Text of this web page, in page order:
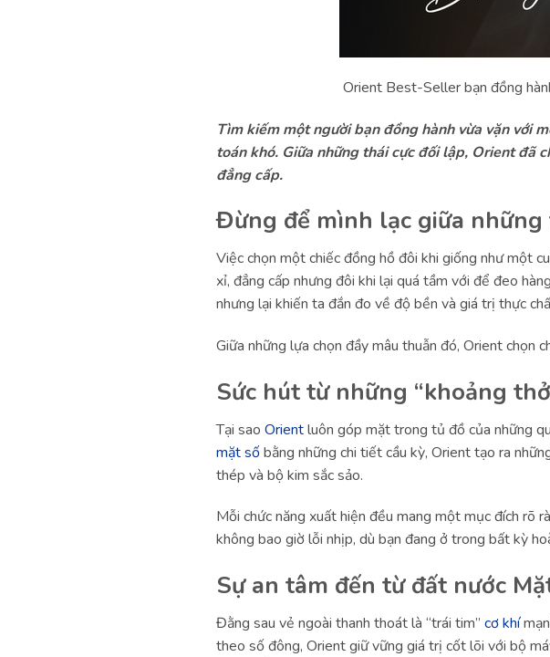
Orient Best-Seller bạn đồng
Tìm kiếm một người bạn đồng hành vừa vặn với
toán khó. Giữa những thái cực đối lập, Orient đã
đẳng cấp.
Đừng để mình lạc giữa những
Việc chọn một chiếc đồng hồ đôi khi giống như một
xỉ, đẳng cấp nhưng đôi khi lại quá tầm với để đeo
nhưng lại khiến ta đắn đo về độ bền và giá trị thực
Giữa những lựa chọn đầy mâu thuẫn đó, Orient chọn
Sức hút từ những “khoảng
Tại sao Orientluôn góp mặt trong tủ đồ của những
mặt sốbằng những chi tiết cầu kỳ, Orient tạo ra
thép và bộ kim sắc sảo.
Mỗi chức năng xuất hiện đều mang một mục đích rõ
không bao giờ lỗi nhịp, dù bạn đang ở trong bất kỳ
Sự an tâm đến từ đất nước
Đằng sau vẻ ngoài thanh thoát là “trái tim” cơ khí
theo số đông, Orient giữ vững giá trị cốt lõi với bộ